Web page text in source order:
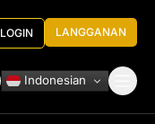
LOGIN LANGGANAN
Indonesian